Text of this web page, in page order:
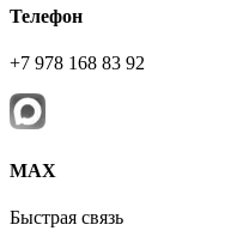
Телефон
+7 978 168 83 92
МАХ
Быстрая связь